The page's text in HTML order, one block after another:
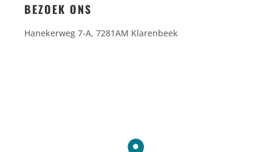
BEZOEK ONS
Hanekerweg 7-A, 7281AM Klarenbeek